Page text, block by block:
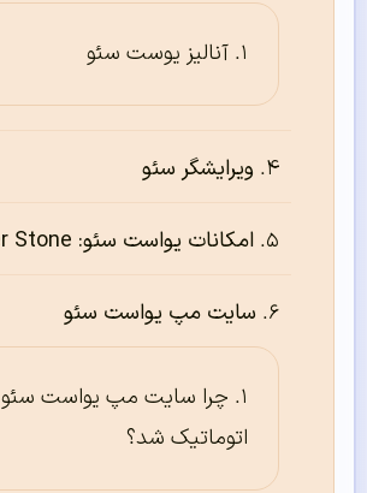
آنالیز یوست سئو
ویرایشگر سئو
امکانات یواست سئو: Corner Stone
سایت مپ یواست سئو
چرا سایت مپ یواست سئو
اتوماتیک شد؟